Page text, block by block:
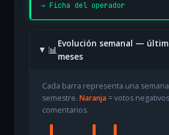
→ Ficha del operador
📊
Evolución semanal —
meses
Cada barra representa una
semestre. Naranja= votos
comentarios.